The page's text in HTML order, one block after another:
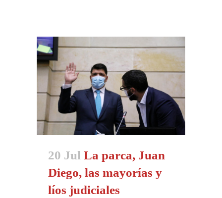
20 Jul La parca, Juan
Diego, las mayorías y
líos judiciales